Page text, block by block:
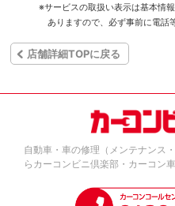
※サービスの取扱い表示は基本情
ありますので、必ず事前に電話
店舗詳細TOPに戻る
自動車・車の修理（メンテナンス
らカーコンビニ倶楽部・カーコン